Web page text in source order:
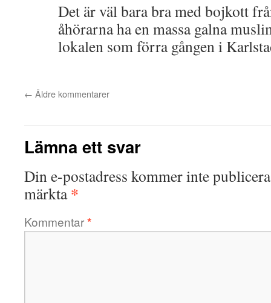
Det är väl bara bra med bojkott
åhörarna ha en massa galna
lokalen som förra gången i
← Äldre kommentarer
Lämna ett svar
Din e-postadress kommer inte
märkta*
Kommentar*